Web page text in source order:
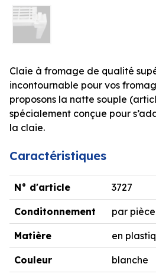
Claie à fromage de qualité
incontournable pour vos
proposons la natte souple
spécialement conçue pour
la claie.
Caractéristiques
N° d'article 3727
Conditonnement par pièce
Matière en
Couleur blanche